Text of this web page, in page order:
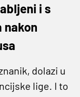
i s
nakon
dolazi u
lige. I to